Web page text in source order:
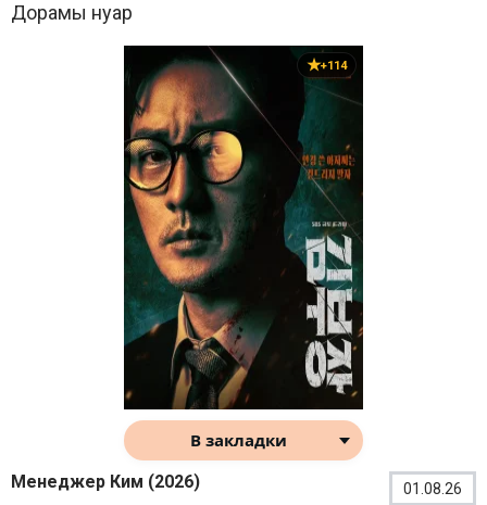
Дорамы нуар
+114
В закладки
Менеджер Ким (2026) 01.08.26